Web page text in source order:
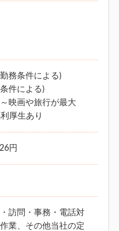
務条件による)
件による)
映画や旅行が最大
厚生あり
円
訪問・事務・電話対
業、その他当社の定